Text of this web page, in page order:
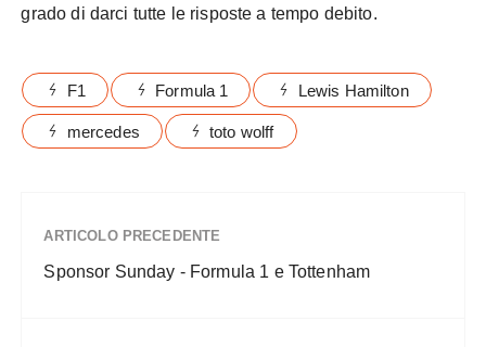
grado di darci tutte le risposte a tempo debito.
F1 Formula 1 Lewis Hamilton
mercedes toto wolff
ARTICOLO PRECEDENTE
Sponsor Sunday - Formula 1 e Tottenham